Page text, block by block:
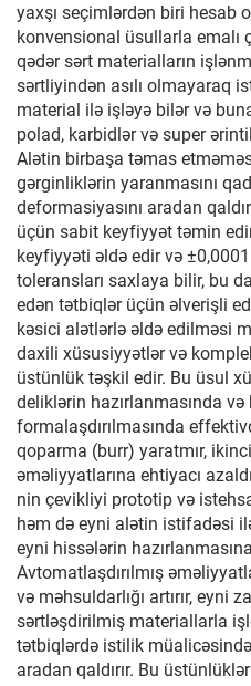
yaxşı seçimlərdən biri hesab
konvensional üsullarla emalı
qədər sərt materialların
sərtliyindən asılı olmayaraq
material ilə işləyə bilər və
polad, karbidlər və super
Alətin birbaşa təmas
gərginliklərin yaranmasını
deformasiyasını aradan
üçün sabit keyfiyyət təmin
keyfiyyəti əldə edir və
toleransları saxlaya bilir, bu
edən tətbiqlər üçün əlverişli
kəsici alətlərlə əldə edilməsi
daxili xüsusiyyətlər və
üstünlük təşkil edir. Bu üsul
deliklərin hazırlanmasında
formalaşdırılmasında
qoparma (burr) yaratmır,
əməliyyatlarına ehtiyacı
nin çevikliyi prototip və
həm də eyni alətin istifadəsi
eyni hissələrin
Avtomatlaşdırılmış
və məhsuldarlığı artırır, eyni
sərtləşdirilmiş materiallarla
tətbiqlərdə istilik
aradan qaldırır. Bu